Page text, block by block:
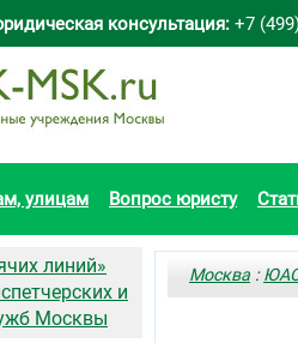
консультация: +7
улицам Вопрос юристу
Москва :
линий»
и
Москвы